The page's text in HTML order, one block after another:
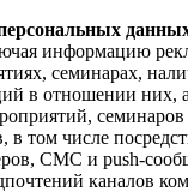
информацию
семинарах,
в отношении них,
в том числе
СМС и push-
каналов